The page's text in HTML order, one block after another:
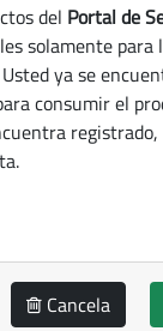
del Portal de
solamente para
ya se
consumir el
Cancela